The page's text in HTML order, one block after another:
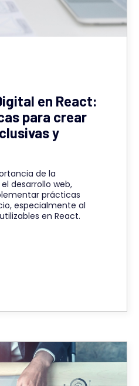
en React:
para crear
y
de la
desarrollo web,
prácticas
especialmente al
en React.